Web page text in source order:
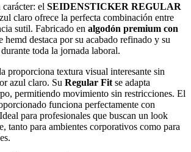
el SEIDENSTICKER REGULAR
claro ofrece la perfecta combinación entre
sutil. Fabricado en algodón premium con
hemd destaca por su acabado refinado y su
toda la jornada laboral.
proporciona textura visual interesante sin
azul claro. Su Regular Fit se adapta
permitiendo movimiento sin restricciones. El
funciona perfectamente con
para profesionales que buscan un look
tanto para ambientes corporativos como para